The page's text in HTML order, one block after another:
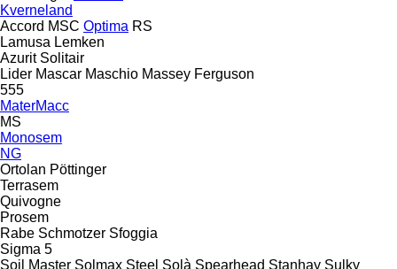
Kverneland
Accord MSC Optima RS
Lamusa Lemken
Azurit Solitair
Lider Mascar Maschio Massey Ferguson
555
MaterMacc
MS
Monosem
NG
Ortolan Pöttinger
Terrasem
Quivogne
Prosem
Rabe Schmotzer Sfoggia
Sigma 5
Soil Master Solmax Steel Solà Spearhead Stanhay Sulky